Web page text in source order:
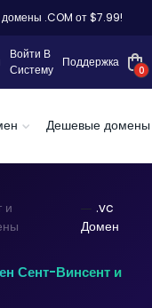
.COM от $7.99!
Войти В
Систему
Поддержка
0
Дешевые домены
и
.vc
Домен
Сент-Винсент и